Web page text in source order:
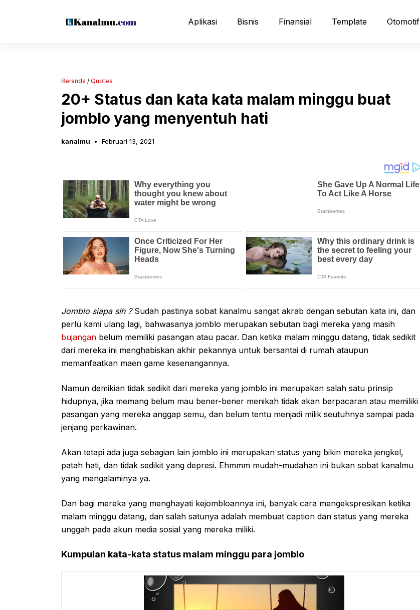
Aplikasi Bisnis Finansial Template Otomotif
Beranda / Quotes
20+ Status dan kata kata malam minggu buat
jomblo yang menyentuh hati
kanalmu Februari 13, 2021
Jomblo siapa sih ?Sudah pastinya sobat kanalmu sangat akrab dengan sebutan kata ini, dan
perlu kami ulang lagi, bahwasanya jomblo merupakan sebutan bagi mereka yang masih
bujangan belum memiliki pasangan atau pacar. Dan ketika malam minggu datang, tidak sedikit
dari mereka ini menghabiskan akhir pekannya untuk bersantai di rumah ataupun
memanfaatkan maen game kesenangannya.
Namun demikian tidak sedikit dari mereka yang jomblo ini merupakan salah satu prinsip
hidupnya, jika memang belum mau bener-bener menikah tidak akan berpacaran atau memiliki
pasangan yang mereka anggap semu, dan belum tentu menjadi milik seutuhnya sampai pada
jenjang perkawinan.
Akan tetapi ada juga sebagian lain jomblo ini merupakan status yang bikin mereka jengkel,
patah hati, dan tidak sedikit yang depresi. Ehmmm mudah-mudahan ini bukan sobat kanalmu
yang mengalaminya ya.
Dan bagi mereka yang menghayati kejombloannya ini, banyak cara mengekspresikan ketika
malam minggu datang, dan salah satunya adalah membuat caption dan status yang mereka
unggah pada akun media sosial yang mereka miliki.
Kumpulan kata-kata status malam minggu para jomblo